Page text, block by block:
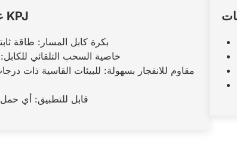
عربة نقل بكرات الكابلات KPJ
بكرة كابل المسار: طاقة
خاصية السحب التلقائي للكابل:
مقاوم للانفجار بسهولة: للبيئات القاسية ذات
قابل للتطبيق: أي